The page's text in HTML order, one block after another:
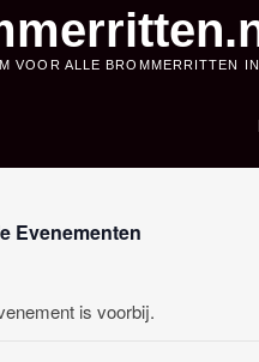
VOOR ALLE BROMMERRITTEN
Evenementen
is voorbij.